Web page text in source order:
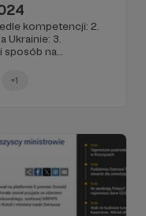
kompetencji: 2.
Ukrainie: 3.
sposób na
+1